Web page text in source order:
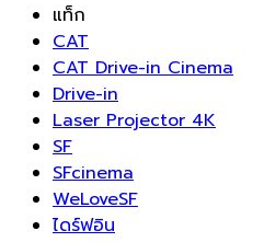
แท็ก
CAT
CAT Drive-in Cinema
Drive-in
Laser Projector 4K
SF
SFcinema
WeLoveSF
ไดร์ฟอิน